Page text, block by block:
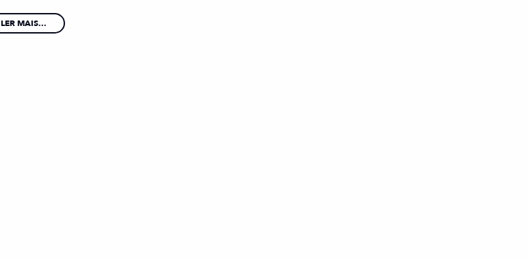
LER MAIS...